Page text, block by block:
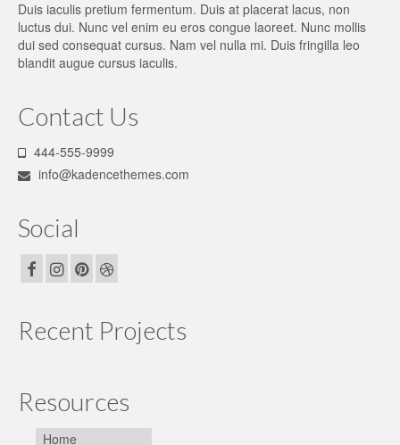
Duis iaculis pretium fermentum. Duis at placerat lacus, non
luctus dui. Nunc vel enim eu eros congue laoreet. Nunc mollis
dui sed consequat cursus. Nam vel nulla mi. Duis fringilla leo
blandit augue cursus iaculis.
Contact Us
444-555-9999
info@kadencethemes.com
Social
Recent Projects
Resources
Home